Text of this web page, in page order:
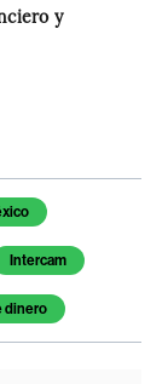
y
Intercam
dinero